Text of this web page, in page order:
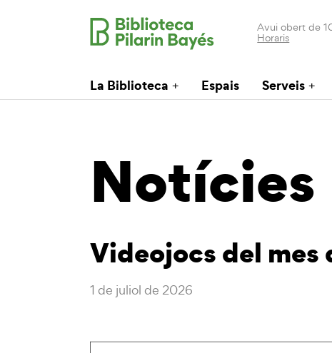
Avui obert de
Horaris
La Biblioteca Espais Serveis
Notícies
Videojocs del
1 de juliol de 2026